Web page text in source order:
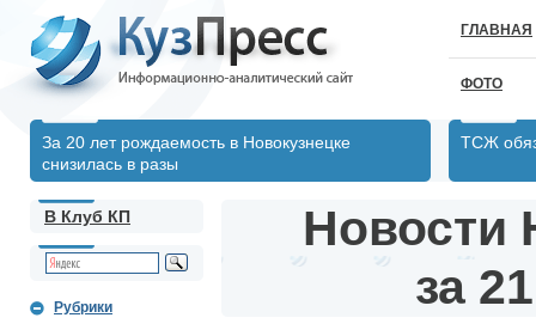
ГЛАВНАЯ
ФОТО
За 20 лет рождаемость в Новокузнецке
снизилась в разы
ТСЖ
В Клуб КП
Рубрики
Новости
за